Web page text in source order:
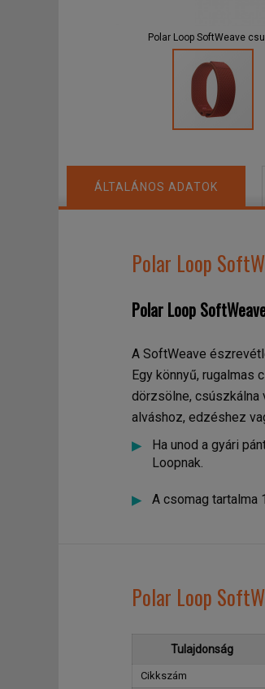
Polar Loop SoftWeave
ÁLTALÁNOS ADATOK
Polar Loop
Polar Loop
A SoftWeave
Egy könnyű, rugalmas
dörzsölne, csúszkálna
alváshoz, edzéshez
Ha unod a gyári
Loopnak.
A csomag tartalma
Polar Loop
Tulajdonság
Cikkszám